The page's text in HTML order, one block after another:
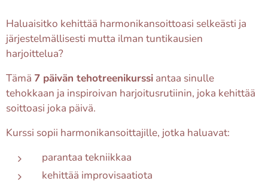
Haluaisitko kehittää harmonikansoittoasi selkeästi ja
järjestelmällisesti mutta ilman tuntikausien
harjoittelua?
Tämä 7 päivän tehotreenikurssi antaa sinulle
tehokkaan ja inspiroivan harjoitusrutiinin, joka kehittää
soittoasi joka päivä.
Kurssi sopii harmonikansoittajille, jotka haluavat:
parantaa tekniikkaa
kehittää improvisaatiota